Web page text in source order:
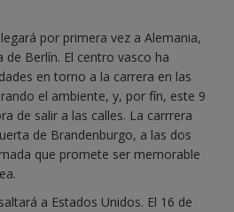
por primera vez a Alemania,
de Berlín. El centro vasco ha
en torno a la carrera en las
el ambiente, y, por fín, este 9
de salir a las calles. La carrrera
de Brandenburgo, a las dos
que promete ser memorable
a Estados Unidos. El 16 de